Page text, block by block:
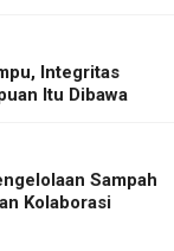
Integritas
Itu Dibawa
Sampah
Kolaborasi